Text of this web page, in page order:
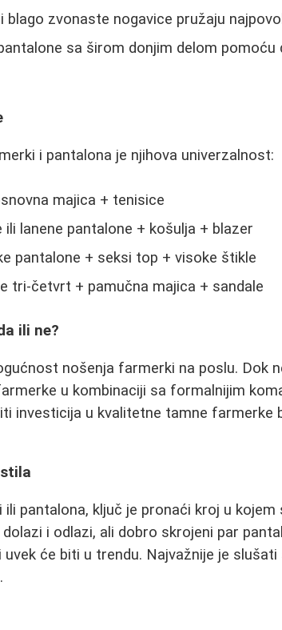
blago zvonaste nogavice pružaju
sa širom donjim delom pomoću
i pantalona je njihova univerzalnost:
majica + tenisice
lanene pantalone + košulja + blazer
pantalone + seksi top + visoke štikle
tri-četvrt + pamučna majica + sandale
ili ne?
nošenja farmerki na poslu. Dok
u kombinaciji sa formalnijim
investicija u kvalitetne tamne farmerke
pantalona, ključ je pronaći kroj u kojem
i odlazi, ali dobro skrojeni par
će biti u trendu. Najvažnije je